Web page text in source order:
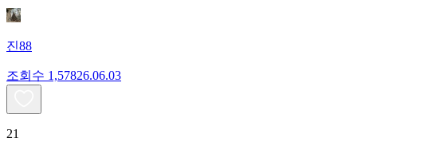
진88
조회수 1,57826.06.03
21